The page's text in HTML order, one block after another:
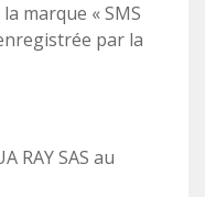
marque « SMS
par la
RAY SAS au